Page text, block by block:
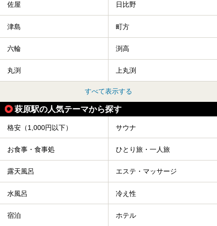
佐屋 日比野
津島 町方
六輪 渕高
丸渕 上丸渕
すべて表示する
萩原駅の人気テーマから探す
格安（1,000円以下） サウナ
お食事・食事処 ひとり旅・一人旅
露天風呂 エステ・マッサージ
水風呂 冷え性
宿泊 ホテル